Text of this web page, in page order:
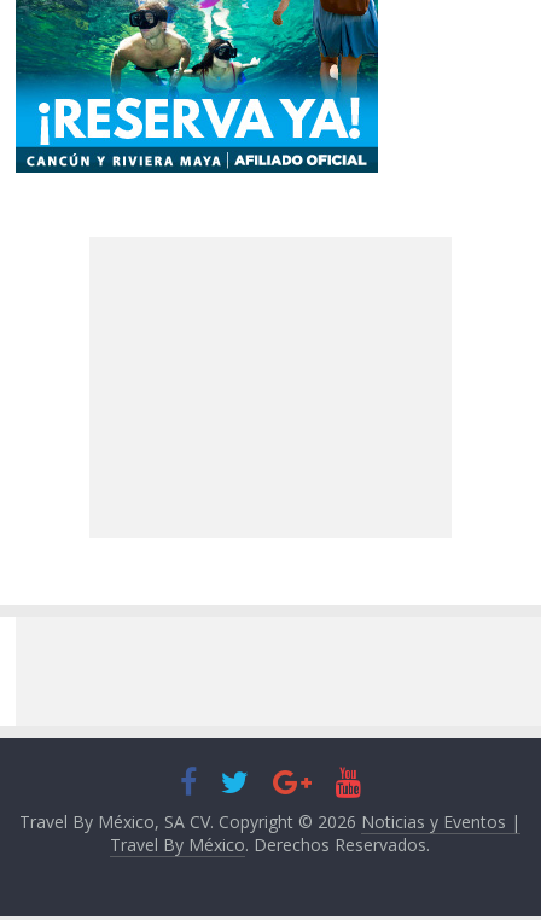
Travel By México, SA CV. Copyright © 2026 Noticias y Eventos |
Travel By México. Derechos Reservados.